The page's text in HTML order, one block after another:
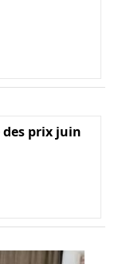
des prix juin